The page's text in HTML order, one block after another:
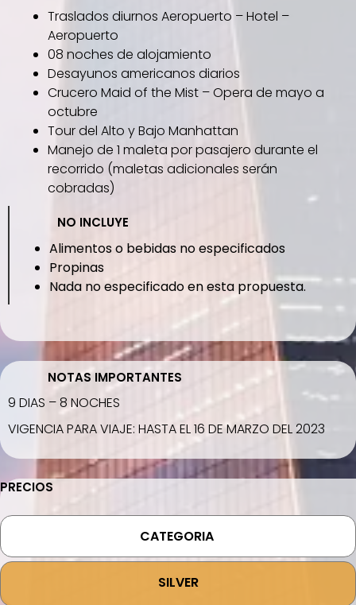
Traslados diurnos Aeropuerto – Hotel –
Aeropuerto
08 noches de alojamiento
Desayunos americanos diarios
Crucero Maid of the Mist – Opera de mayo a
octubre
Tour del Alto y Bajo Manhattan
Manejo de 1 maleta por pasajero durante el
recorrido (maletas adicionales serán
cobradas)
NO INCLUYE
Alimentos o bebidas no especificados
Propinas
Nada no especificado en esta propuesta.
NOTAS IMPORTANTES
9 DIAS – 8 NOCHES
VIGENCIA PARA VIAJE: HASTA EL 16 DE MARZO DEL 2023
PRECIOS
CATEGORIA
SILVER